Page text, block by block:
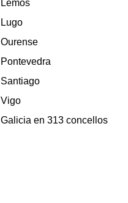
Lemos
Lugo
Ourense
Pontevedra
Santiago
Vigo
Galicia en 313 concellos